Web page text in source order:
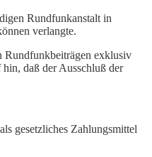
Rundfunkanstalt in
verlangte.
Rundfunkbeiträgen exklusiv
daß der Ausschluß der
gesetzliches Zahlungsmittel